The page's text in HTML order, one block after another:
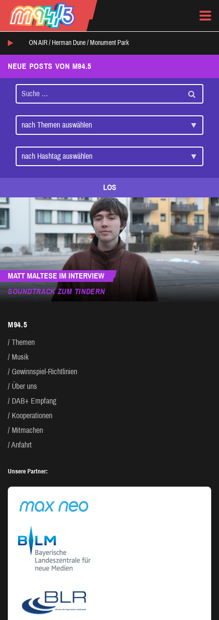
ON AIR / Herman Dune / Monument Park
NEUE POSTS VON M94.5
LOS
MATT MALTESE IM INTERVIEW
SOUNDTRACK ZUM TINDERN
M94.5
Themen
Musik
Gewinnspiel-Richtlinien
Über uns
DAB+ Empfang
Kooperationen
Mitmachen
Anfahrt
Unsere Partner: